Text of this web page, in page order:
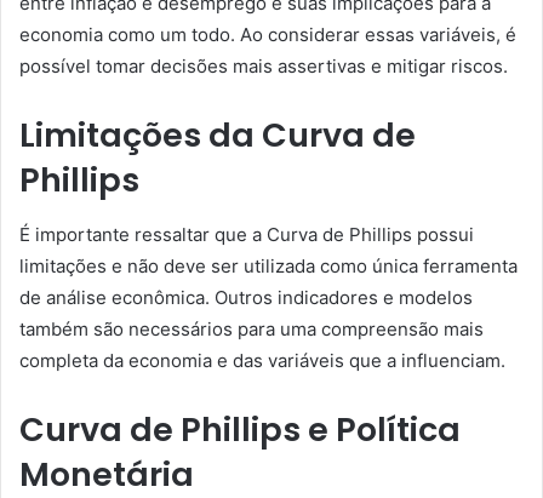
economia como um todo. Ao considerar essas variáveis, é
possível tomar decisões mais assertivas e mitigar riscos.
Limitações da Curva de
Phillips
É importante ressaltar que a Curva de Phillips possui
limitações e não deve ser utilizada como única ferramenta
de análise econômica. Outros indicadores e modelos
também são necessários para uma compreensão mais
completa da economia e das variáveis que a influenciam.
Curva de Phillips e Política
Monetária